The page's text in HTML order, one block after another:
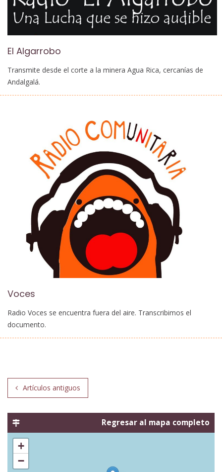
El Algarrobo
Transmite desde el corte a la minera Agua Rica, cercanías de
Andalgalá.
Voces
Radio Voces se encuentra fuera del aire. Transcribimos el
documento.
Navegación
de
entradas
Artículos antiguos
Regresar al mapa completo
+
−